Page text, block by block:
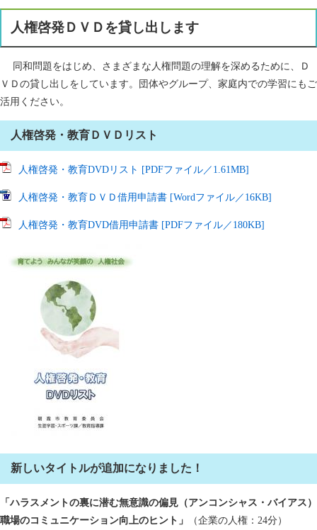
人権啓発ＤＶＤを貸し出します
同和問題をはじめ、さまざまな人権問題の理解を深めるために、Ｄ
ＶＤの貸し出しをしています。団体やグループ、家庭内での学習にもご
活用ください。
人権啓発・教育ＤＶＤリスト
人権啓発・教育DVDリスト [PDFファイル／1.61MB]
人権啓発・教育ＤＶＤ借用申請書 [Wordファイル／16KB]
人権啓発・教育DVD借用申請書 [PDFファイル／180KB]
新しいタイトルが追加になりました！
「ハラスメントの裏に潜む無意識の偏見（アンコンシャス・バイアス）
職場のコミュニケーション向上のヒント」
（企業の人権：24分）